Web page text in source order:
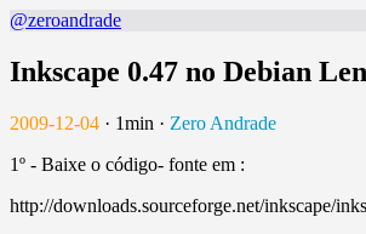
@zeroandrade
Inkscape 0.47 no Debian
2009-12-04 · 1min · Zero Andrade
1º - Baixe o código- fonte em :
http://downloads.sourceforge.net/inkscape/